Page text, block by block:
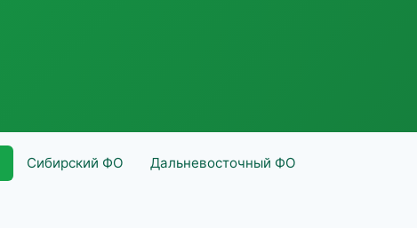
Сибирский ФО Дальневосточный ФО